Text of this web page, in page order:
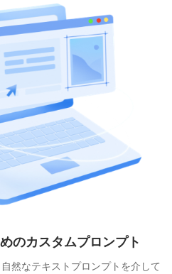
然なテキストプロンプトを介して
します。背景を拡張したり、スタ